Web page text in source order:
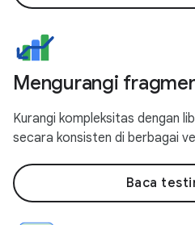
Mengurangi
Kurangi kompleksitas dengan
secara konsisten di berbagai
Baca